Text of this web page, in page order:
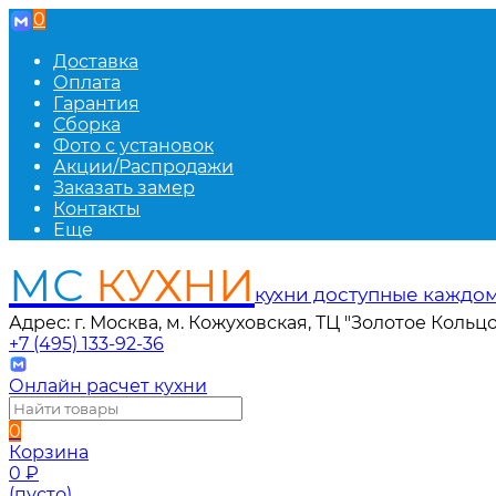
0
Доставка
Оплата
Гарантия
Сборка
Фото с установок
Акции/Распродажи
Заказать замер
Контакты
Еще
МС КУХНИ кухни доступные
Адрес: г. Москва, м. Кожуховская, ТЦ "Золотое
+7 (495) 133-92-36
Онлайн расчет кухни
0
Корзина
0 ₽